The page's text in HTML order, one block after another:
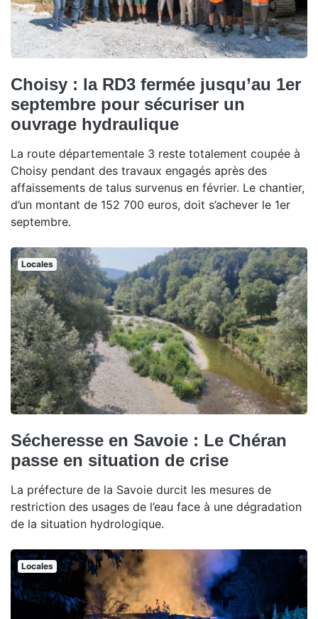
Choisy : la RD3 fermée jusqu’au 1er
septembre pour sécuriser un
ouvrage hydraulique
La route départementale 3 reste totalement coupée à
Choisy pendant des travaux engagés après des
affaissements de talus survenus en février. Le chantier,
d’un montant de 152 700 euros, doit s’achever le 1er
septembre.
Locales
Sécheresse en Savoie : Le Chéran
passe en situation de crise
La préfecture de la Savoie durcit les mesures de
restriction des usages de l’eau face à une dégradation
de la situation hydrologique.
Locales